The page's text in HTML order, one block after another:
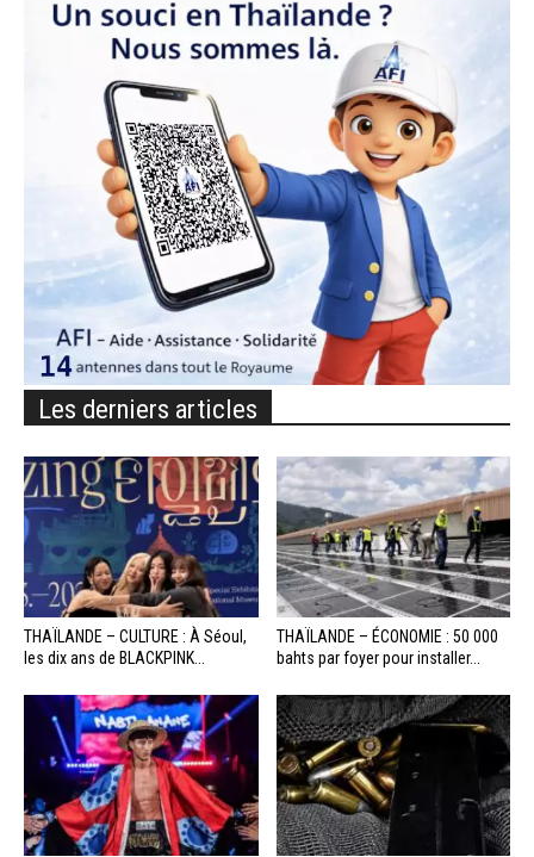
Les derniers articles
THAÏLANDE – CULTURE : À Séoul,
les dix ans de BLACKPINK...
THAÏLANDE – ÉCONOMIE : 50 000
bahts par foyer pour installer...